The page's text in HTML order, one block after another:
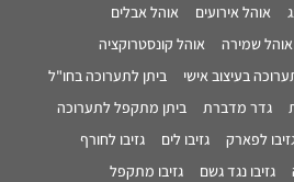
אוהל אבלים אוהל אירועים
אוהל קונסטרוקציה
אוהל שמירה
ביתן לתערוכה בחו"ל
בעיצוב אישי
ביתן מתקפל לתערוכה
גדר מדברת
גזיבו לחורף
גזיבו לים לפארק
גזיבו מתקפל
גזיבו נגד גשם